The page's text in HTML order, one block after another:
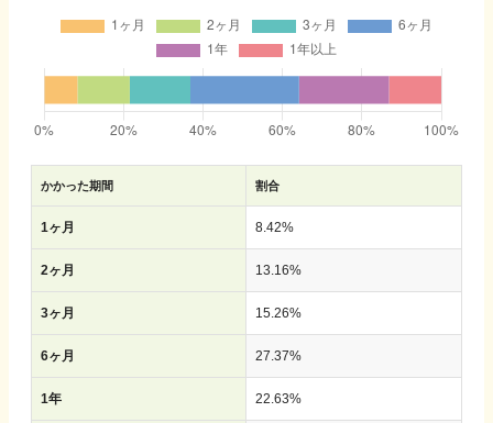
かかった期間 割合
1ヶ月 8.42%
2ヶ月 13.16%
3ヶ月 15.26%
6ヶ月 27.37%
1年 22.63%